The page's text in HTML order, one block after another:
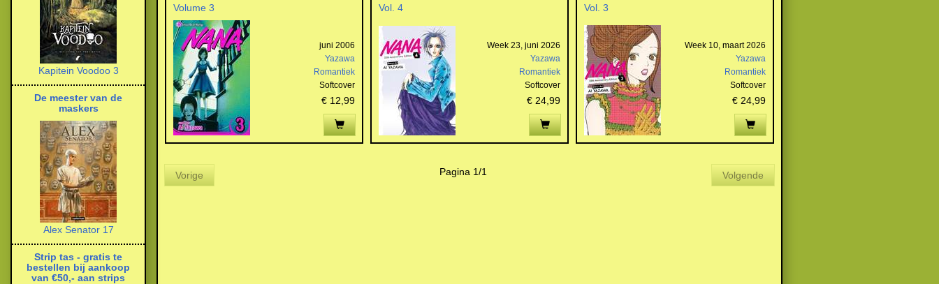
Volume 3
juni 2006
Yazawa
Romantiek
Softcover
€ 12,99
Vol. 4
Week 23, juni 2026
Yazawa
Romantiek
Softcover
€ 24,99
Vol. 3
Week 10, maart 2026
Yazawa
Romantiek
Softcover
€ 24,99
Vorige Pagina 1/1 Volgende
Kapitein Voodoo 3
De meester van de
maskers
Alex Senator 17
Strip tas - gratis te
bestellen bij aankoop
van €50,- aan strips